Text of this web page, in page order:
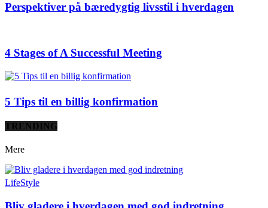
Perspektiver på bæredygtig livsstil i hverdagen
4 Stages of A Successful Meeting
5 Tips til en billig konfirmation
TRENDING
Mere
LifeStyle